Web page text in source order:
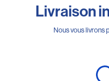
Livraison
Nous vous livrons